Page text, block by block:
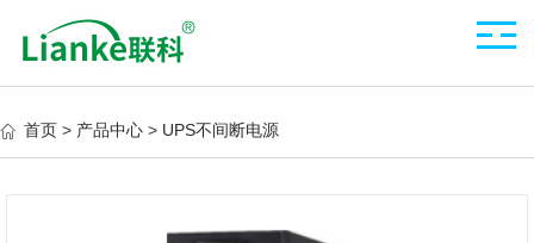
首页 > 产品中心 > UPS不间断电源